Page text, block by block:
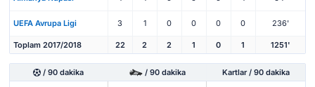
UEFA Avrupa Ligi 3 1 0 0 0 0 236'
Toplam 2017/2018 22 2 2 1 0 1 1251'
/ 90 dakika / 90 dakika Kartlar / 90 dakika